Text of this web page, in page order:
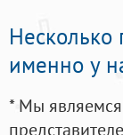
именно у
* Мы